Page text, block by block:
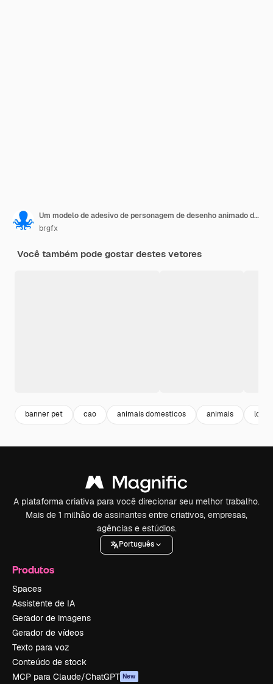
Um modelo de adesivo de personagem de desenho animado de cachorro
brgfx
Você também pode gostar destes vetores
banner pet cao animais domesticos animais logo
A plataforma criativa para você direcionar seu melhor trabalho.
Mais de 1 milhão de assinantes entre criativos, empresas,
agências e estúdios.
Português
Produtos
Spaces
Assistente de IA
Gerador de imagens
Gerador de vídeos
Texto para voz
Conteúdo de stock
MCP para Claude/ChatGPT New